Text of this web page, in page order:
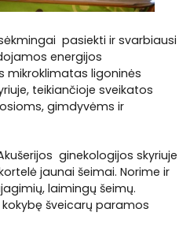
pasiekti ir svarbiausi
energijos
mikroklimatas ligoninės
teikiančioje sveikatos
gimdyvėms ir
ginekologijos skyriuje
jaunai šeimai. Norime ir
laimingų šeimų.
šveicarų paramos